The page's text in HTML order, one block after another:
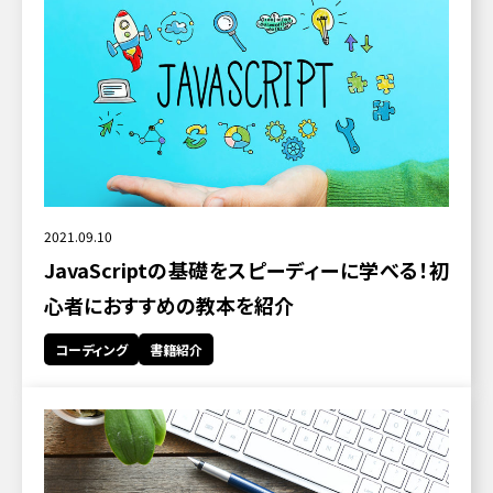
2021.09.10
JavaScriptの基礎をスピーディーに学べる！初
心者におすすめの教本を紹介
コーディング 書籍紹介